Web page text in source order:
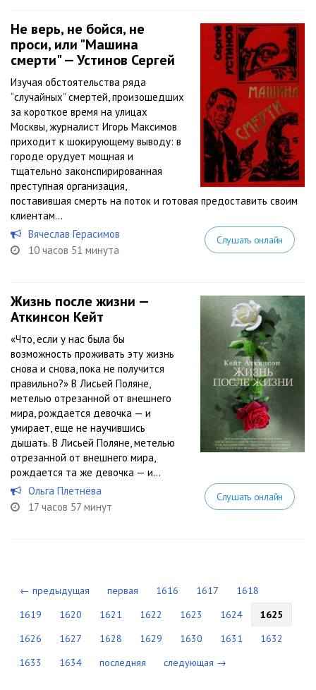
Не верь, не бойся, не
проси, или "Машина
смерти" — Устинов Сергей
Изучая обстоятельства ряда
“случайных” смертей, произошедших
за короткое время на улицах
Москвы, журналист Игорь Максимов
приходит к шокирующему выводу: в
городе орудует мощная и
тщательно законспирированная
преступная организация,
поставившая смерть на поток и готовая предоставить своим
клиентам...
Вячеслав Герасимов
10 часов 51 минута
Слушать онлайн
Жизнь после жизни —
Аткинсон Кейт
«Что, если у нас была бы
возможность проживать эту жизнь
снова и снова, пока не получится
правильно?» В Лисьей Поляне,
метелью отрезанной от внешнего
мира, рождается девочка — и
умирает, еще не научившись
дышать. В Лисьей Поляне, метелью
отрезанной от внешнего мира,
рождается та же девочка — и...
Ольга Плетнёва
17 часов 57 минут
Слушать онлайн
← предыдущая первая 1616 1617
1618
1619
1620 1621 1622 1623 1624
1625
1626
1627 1628 1629 1630 1631
1632
1633
1634 последняя следующая →